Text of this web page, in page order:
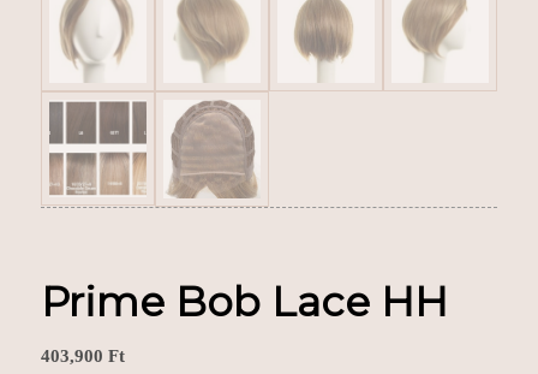
Prime Bob Lace HH
403,900 Ft